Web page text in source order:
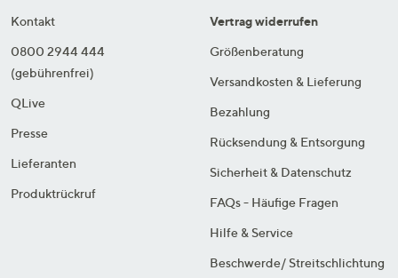
Kontakt
0800 2944 444
(gebührenfrei)
QLive
Presse
Lieferanten
Produktrückruf
Vertrag widerrufen
Größenberatung
Versandkosten & Lieferung
Bezahlung
Rücksendung & Entsorgung
Sicherheit & Datenschutz
FAQs - Häufige Fragen
Hilfe & Service
Beschwerde/ Streitschlichtung